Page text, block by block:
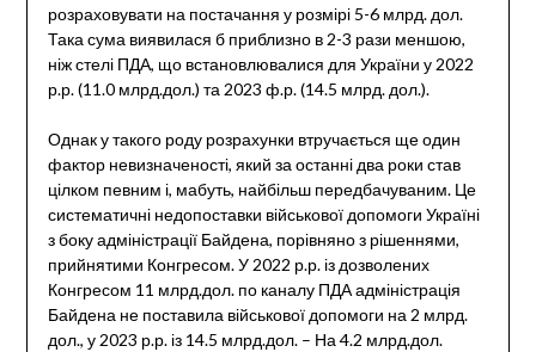
розраховувати на постачання у розмірі 5-6 млрд. дол.
Така сума виявилася б приблизно в 2-3 рази меншою,
ніж стелі ПДА, що встановлювалися для України у 2022
р.р. (11.0 млрд.дол.) та 2023 ф.р. (14.5 млрд. дол.).
Однак у такого роду розрахунки втручається ще один
фактор невизначеності, який за останні два роки став
цілком певним і, мабуть, найбільш передбачуваним. Це
систематичні недопоставки військової допомоги Україні
з боку адміністрації Байдена, порівняно з рішеннями,
прийнятими Конгресом. У 2022 р.р. із дозволених
Конгресом 11 млрд.дол. по каналу ПДА адміністрація
Байдена не поставила військової допомоги на 2 млрд.
дол., у 2023 р.р. із 14.5 млрд.дол. – На 4.2 млрд.дол.